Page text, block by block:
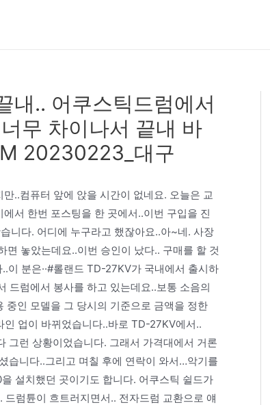
내.. 어쿠스틱드럼에서
무 차이나서 끝내 바
20230223_대구
..컴퓨터 앞에 앉을 시간이 없네요. 오늘은 교
서 한번 포스팅을 한 곳에서..이번 구입을 진
니다. 어디에 누구라고 했잖아요..아~네. 사장
면 놓았는데요..이번 승인이 났다.. 구매를 할 것
이 분은··#롤랜드 TD-27KV가 국내에서 출시하
드럼에서 봉사를 하고 있는데요..보통 소음의
중인 모델을 그 당시의 기준으로 금액을 정한
업이 바뀌었습니다..바로 TD-27KV에서..
런 상황이었습니다. 그래서 가격대에서 거론
습니다..그리고 며칠 후에 연락이 와서…악기를
설치했던 곳이기도 합니다. 어쿠스틱 쉴드가
럼튠이 흐트러지면서.. 전자드럼 교환으로 얘